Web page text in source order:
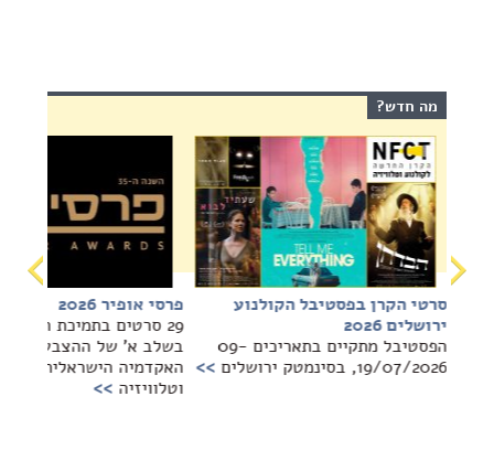
מה חדש?
פרסי אופיר 2026
29 סרטים בתמיכת הקרן
בשלב א' של ההצבעה
האקדמיה הישראלית
וטלוויזיה >>
סרטי הקרן בפסטיבל הקולנוע
ירושלים 2026
הפסטיבל מתקיים בתאריכים 09-
19/07/2026, בסינמטק ירושלים
>>